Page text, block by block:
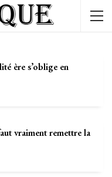
ère s’oblige en
vraiment remettre la